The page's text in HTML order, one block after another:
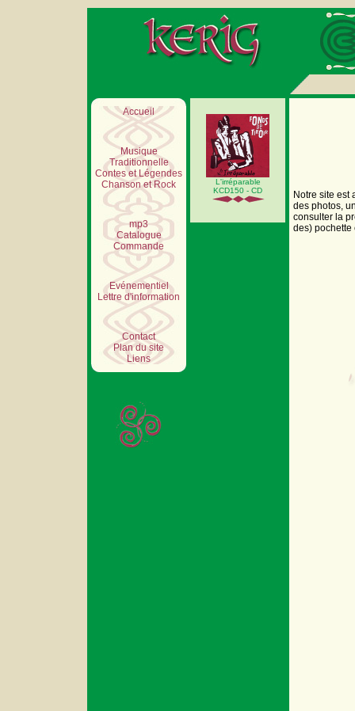
Accueil
Musique
Traditionnelle
Contes et Légendes
Chanson et Rock
mp3
Catalogue
Commande
Evénementiel
Lettre d'information
Contact
Plan du site
Liens
L'irréparable
KCD150 - CD
Notre site est
des photos,
consulter la
des) pochette